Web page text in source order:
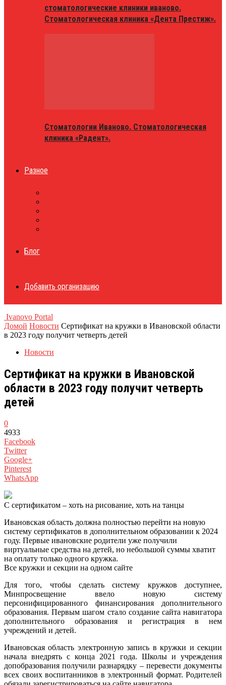
стоматологические клиники иваново.
Стоматологическая клиника «Дента Престиж».
Стоматологии Иваново. Стоматологическая
клиника «Радент».
Разное
Блог
Добавить организацию
Ivanovo Portal
Домой Новости Сертификат на кружки в Ивановской области
в 2023 году получит четверть детей
Новости
Сертификат на кружки в Ивановской
области в 2023 году получит четверть
детей
0
4933
Facebook
Twitter
Google+
Pinterest
WhatsApp
С сертификатом – хоть на рисование, хоть на танцы
Ивановская область должна полностью перейти на новую
систему сертификатов в дополнительном образовании к 2024
году. Первые ивановские родители уже получили
виртуальные средства на детей, но небольшой суммы хватит
на оплату только одного кружка.
Все кружки и секции на одном сайте
Для того, чтобы сделать систему кружков доступнее,
Минпросвещение ввело новую систему
персонифицированного финансирования дополнительного
образования. Первым шагом стало создание сайта навигатора
дополнительного образования и регистрация в нем
учреждений и детей.
Ивановская область электронную запись в кружки и секции
начала внедрять с конца 2021 года. Школы и учреждения
допобразования получили разнарядку – перевести документы
всех своих воспитанников в электронный формат. Родителей